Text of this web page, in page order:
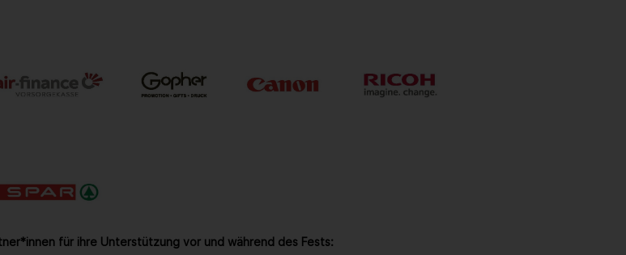
für ihre Unterstützung vor und während des Fests: